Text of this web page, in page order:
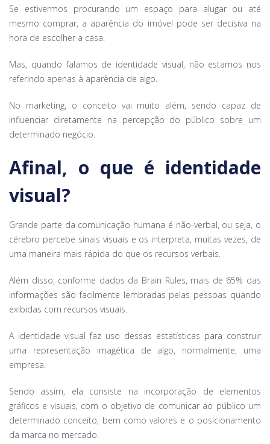
Se estivermos procurando um espaço para alugar ou até
mesmo comprar, a aparência do imóvel pode ser decisiva na
hora de escolher a casa.
Mas, quando falamos de identidade visual, não estamos nos
referindo apenas à aparência de algo.
No marketing, o conceito vai muito além, sendo capaz de
influenciar diretamente na percepção do público sobre um
determinado negócio.
Afinal, o que é identidade
visual?
Grande parte da comunicação humana é não-verbal, ou seja, o
cérebro percebe sinais visuais e os interpreta, muitas vezes, de
uma maneira mais rápida do que os recursos verbais.
Além disso, conforme dados da Brain Rules, mais de 65% das
informações são facilmente lembradas pelas pessoas quando
exibidas com recursos visuais.
A identidade visual faz uso dessas estatísticas para construir
uma representação imagética de algo, normalmente, uma
empresa.
Sendo assim, ela consiste na incorporação de elementos
gráficos e visuais, com o objetivo de comunicar ao público um
determinado conceito, bem como valores e o posicionamento
da marca no mercado.